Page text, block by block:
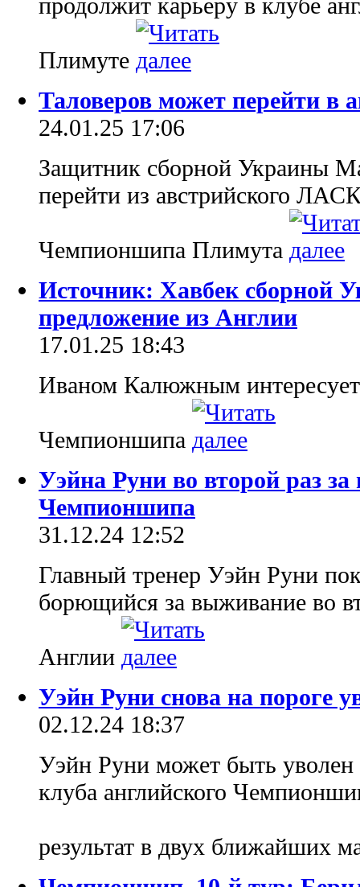
Плимуте
Таловеров может перейти в
24.01.25 17:06
Защитник сборной Украины
перейти из австрийского
Чемпионшипа Плимута
Источник: Хавбек сборной
предложение из Англии
17.01.25 18:43
Иваном Калюжным
Чемпионшипа
Уэйна Руни во второй раз за
Чемпионшипа
31.12.24 12:52
Главный тренер Уэйн Руни
борющийся за выживание во
Англии
Уэйн Руни снова на пороге
02.12.24 18:37
Уэйн Руни может быть уволен
клуба английского
результат в двух ближайших